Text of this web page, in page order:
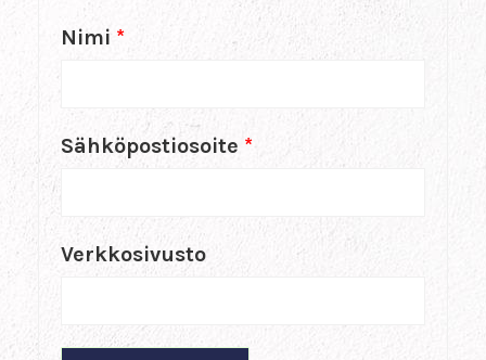
Nimi *
Sähköpostiosoite *
Verkkosivusto